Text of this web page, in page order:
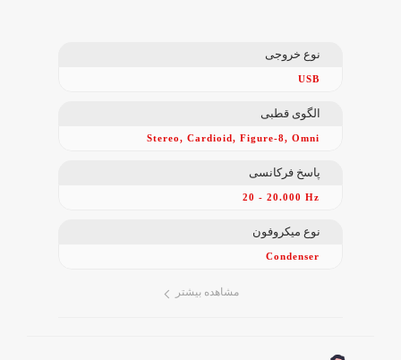
نوع خروجی
USB
الگوی قطبی
Stereo, Cardioid, Figure-8, Omni
پاسخ فرکانسی
20 - 20.000 Hz
نوع میکروفون
Condenser
مشاهده بیشتر